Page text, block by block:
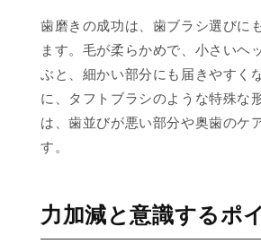
歯磨きの成功は、歯ブラシ選びに
ます。毛が柔らかめで、小さいヘ
ぶと、細かい部分にも届きやすく
に、タフトブラシのような特殊な
は、歯並びが悪い部分や奥歯のケ
す。
力加減と意識するポ